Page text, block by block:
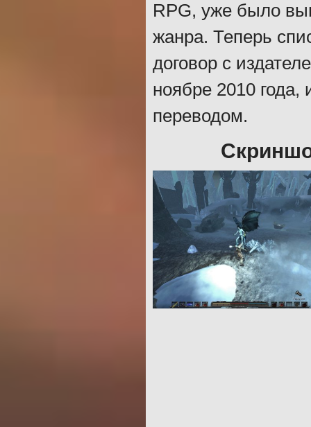
RPG, уже было
жанра. Теперь
договор с
ноябре 2010 года,
переводом.